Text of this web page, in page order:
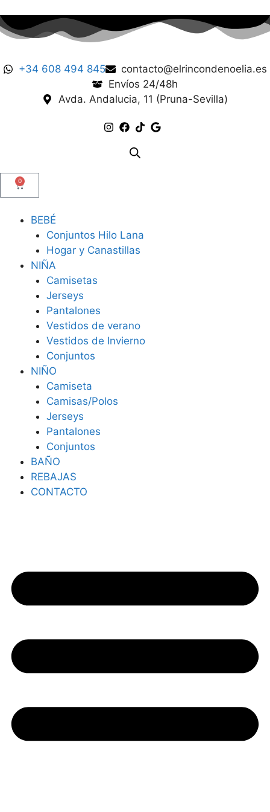
+34 608 494 845
contacto@elrincondenoelia.es
Envíos 24/48h
Avda. Andalucia, 11 (Pruna-Sevilla)
0
BEBÉ
Conjuntos Hilo Lana
Hogar y Canastillas
NIÑA
Camisetas
Jerseys
Pantalones
Vestidos de verano
Vestidos de Invierno
Conjuntos
NIÑO
Camiseta
Camisas/Polos
Jerseys
Pantalones
Conjuntos
BAÑO
REBAJAS
CONTACTO